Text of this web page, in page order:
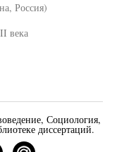
Россия)
века
Социология,
диссертаций.